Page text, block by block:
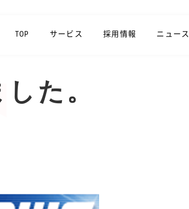
TOP サービス 採用情報 ニュース
た。